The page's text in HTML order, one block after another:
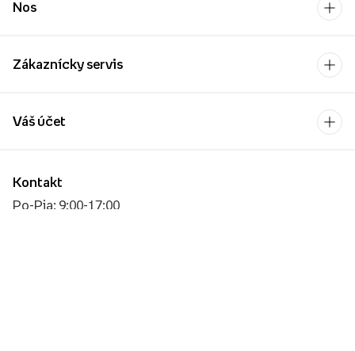
Nos
Zákaznícky servis
Kontakt
Po-Pia: 9:00-17:00
Váš účet